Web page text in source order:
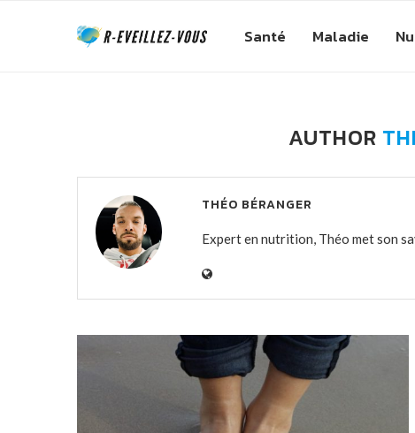
Santé Maladie
AUTHOR
THÉO BÉRANGER
Expert en nutrition, Théo met son